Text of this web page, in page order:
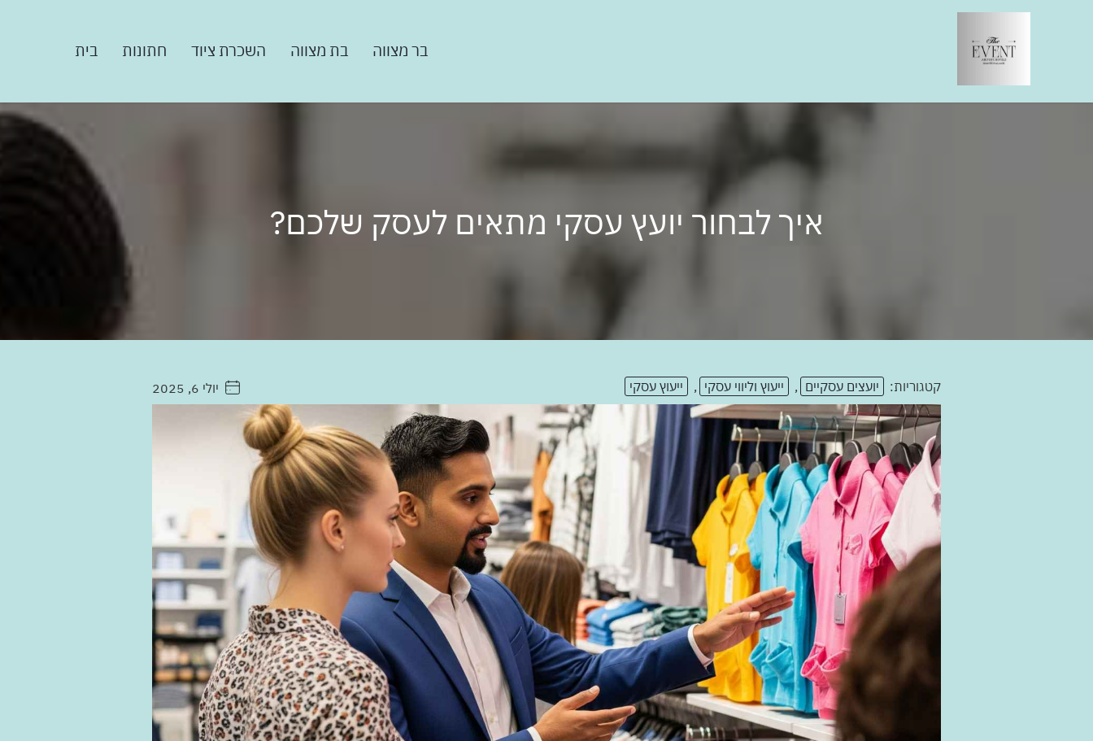
בר מצווה בת מצווה השכרת ציוד חתונות בית
איך לבחור יועץ עסקי מתאים לעסק שלכם?
יולי 6, 2025 קטגוריות: יועצים עסקיים , ייעוץ וליווי עסקי , ייעוץ עסקי